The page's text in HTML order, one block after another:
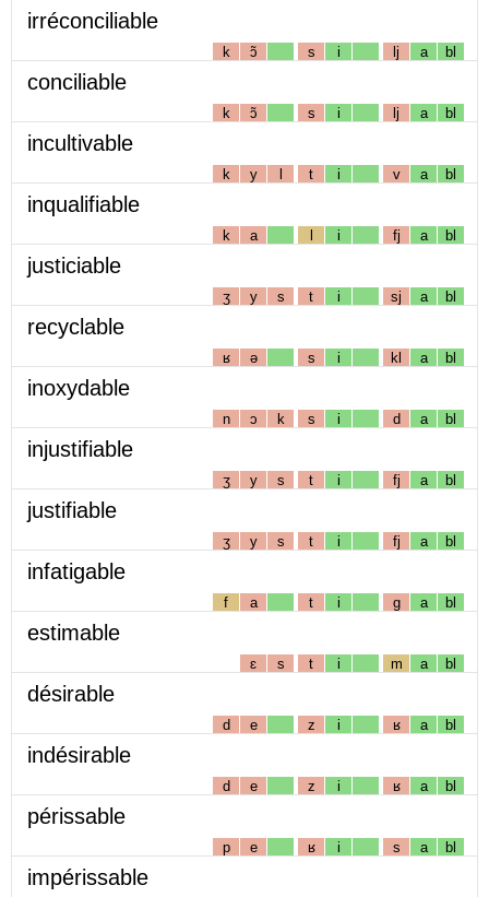
irréconciliable
k ɔ̃ s i lj a bl
conciliable
k ɔ̃ s i lj a bl
incultivable
k y l t i v a bl
inqualifiable
k a l i fj a bl
justiciable
ʒ y s t i sj a bl
recyclable
ʁ ə s i kl a bl
inoxydable
n ɔ k s i d a bl
injustifiable
ʒ y s t i fj a bl
justifiable
ʒ y s t i fj a bl
infatigable
f a t i g a bl
estimable
ɛ s t i m a bl
désirable
d e z i ʁ a bl
indésirable
d e z i ʁ a bl
périssable
p e ʁ i s a bl
impérissable